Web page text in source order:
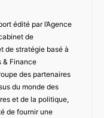
édité par l’Agence
de
de stratégie basé à
& Finance
des partenaires
du monde des
et de la politique,
de fournir une